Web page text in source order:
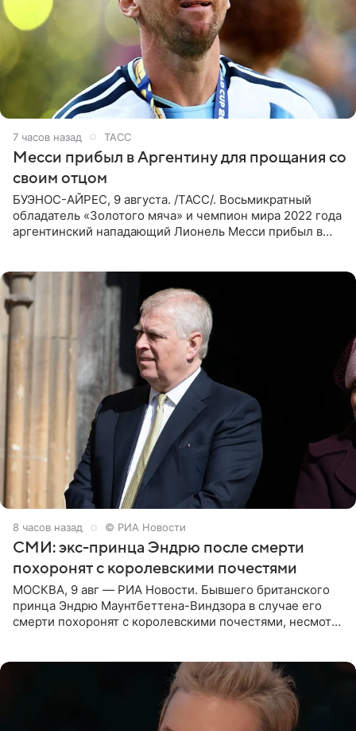
7 часов назад ТАСС
Месси прибыл в Аргентину для прощания со
своим отцом
БУЭНОС-АЙРЕС, 9 августа. /ТАСС/. Восьмикратный
обладатель «Золотого мяча» и чемпион мира 2022 года
аргентинский нападающий Лионель Месси прибыл в
8 часов назад © РИА Новости
СМИ: экс-принца Эндрю после смерти
похоронят с королевскими почестями
МОСКВА, 9 авг — РИА Новости. Бывшего британского
принца Эндрю Маунтбеттена-Виндзора в случае его
смерти похоронят с королевскими почестями, несмотря